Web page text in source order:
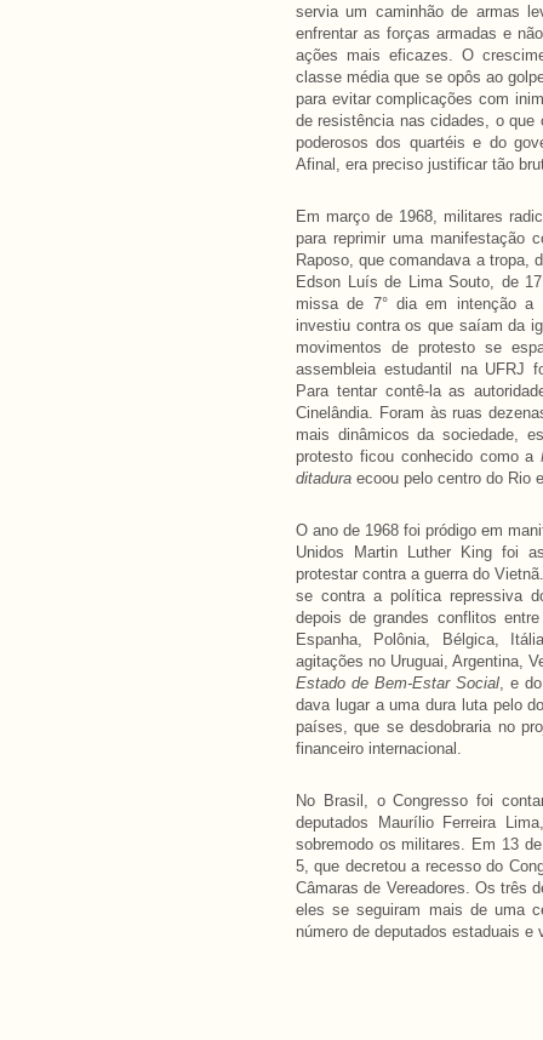
servia um caminhão de armas
enfrentar as forças armadas e
ações mais eficazes. O
classe média que se opôs ao
para evitar complicações com
de resistência nas cidades, o
poderosos dos quartéis e do
Afinal, era preciso justificar tão
Em março de 1968, militares
para reprimir uma manifestação
Raposo, que comandava a tropa,
Edson Luís de Lima Souto, de
missa de 7° dia em intenção a
investiu contra os que saíam da
movimentos de protesto se
assembleia estudantil na UFRJ
Para tentar contê-la as
Cinelândia. Foram às ruas
mais dinâmicos da sociedade,
protesto ficou conhecido como a
ditadura ecoou pelo centro do Rio
O ano de 1968 foi pródigo em
Unidos Martin Luther King foi
protestar contra a guerra do
se contra a política repressiva
depois de grandes conflitos
Espanha, Polônia, Bélgica,
agitações no Uruguai, Argentina,
Estado de Bem-Estar Social, e
dava lugar a uma dura luta pelo
países, que se desdobraria no
financeiro internacional.
No Brasil, o Congresso foi
deputados Maurílio Ferreira
sobremodo os militares. Em 13
5, que decretou a recesso do
Câmaras de Vereadores. Os três
eles se seguiram mais de uma
número de deputados estaduais